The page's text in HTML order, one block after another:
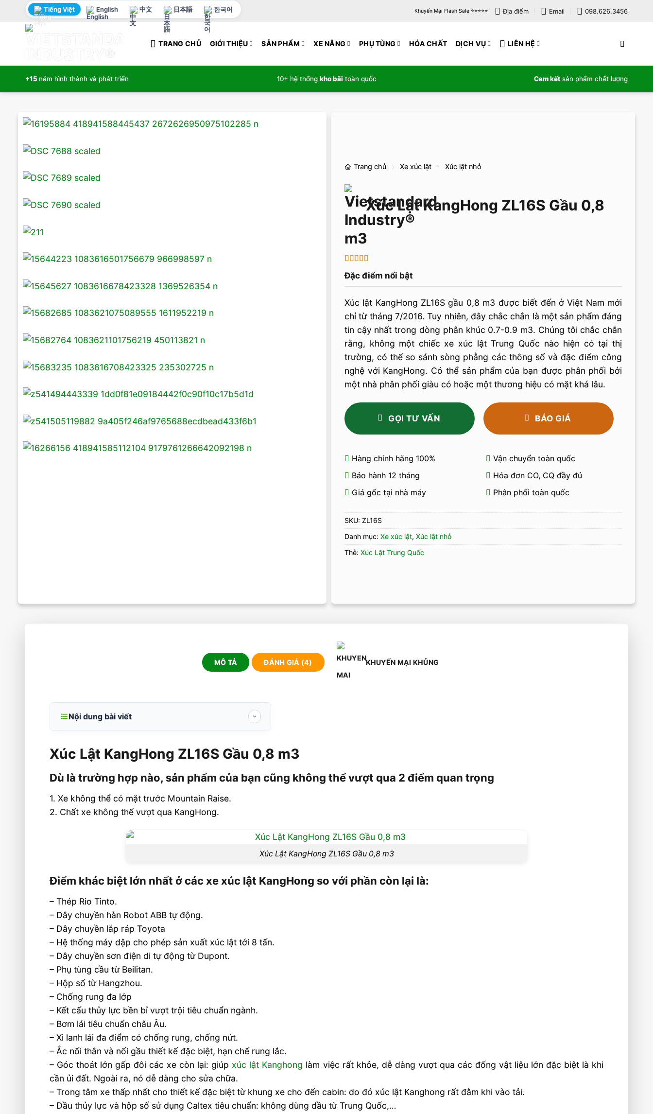
Tiếng Việt English 中文 日本語 한국어 Khuyến Mại Flash Sale ⭐️⭐️⭐️⭐️⭐️ Địa điểm Email 098.626.3456
TRANG CHỦ GIỚI THIỆU SẢN PHẨM XE NÂNG PHỤ TÙNG HÓA CHẤT DỊCH VỤ LIÊN HỆ
+15 năm hình thành và phát triển 10+ hệ thống kho bãi toàn quốc Cam kết sản phẩm chất lượng
Trang chủ Xe xúc lật Xúc lật nhỏ
Xúc Lật KangHong ZL16S Gầu 0,8
m3
trên 5 dựa
trênđánh
giá
Đặc điểm nổi bật
Xúc lật KangHong ZL16S gầu 0,8 m3 được biết đến ở Việt Nam mới
chỉ từ tháng 7/2016. Tuy nhiên, đây chắc chắn là một sản phẩm đáng
tin cậy nhất trong dòng phân khúc 0.7-0.9 m3. Chúng tôi chắc chắn
rằng, không một chiếc xe xúc lật Trung Quốc nào hiện có tại thị
trường, có thể so sánh sòng phẳng các thông số và đặc điểm công
nghệ với KangHong. Có thể sản phẩm của bạn được phân phối bởi
một nhà phân phối giàu có hoặc một thương hiệu có mặt khá lâu.
GỌI TƯ VẤN BÁO GIÁ
Hàng chính hãng 100%
Vận chuyển toàn quốc
Bảo hành 12 tháng
Hóa đơn CO, CQ đầy đủ
Giá gốc tại nhà máy
Phân phối toàn quốc
SKU: ZL16S
Danh mục: Xe xúc lật, Xúc lật nhỏ
Thẻ: Xúc Lật Trung Quốc
MÔ TẢ ĐÁNH GIÁ (4) KHUYẾN MẠI KHỦNG
Nội dung bài viết
Dù là trường hợp nào, sản phẩm của bạn cũng
Điểm khác biệt lớn nhất ở các xe xúc lật KangHong
so với phần còn lại là:
Thông số Xúc Lật KangHong ZL16S Gầu 0,8 m3
Video sản phẩm
Xúc Lật KangHong ZL16S Gầu 0,8 m3
Dù là trường hợp nào, sản phẩm của bạn cũng không thể vượt qua 2 điểm quan trọng
1. Xe không thể có mặt trước Mountain Raise.
2. Chất xe không thể vượt qua KangHong.
Xúc Lật KangHong ZL16S Gầu 0,8 m3
Điểm khác biệt lớn nhất ở các xe xúc lật KangHong so với phần còn lại là:
– Thép Rio Tinto.
– Dây chuyền hàn Robot ABB tự động.
– Dây chuyền lắp ráp Toyota
– Hệ thống máy dập cho phép sản xuất xúc lật tới 8 tấn.
– Dây chuyền sơn điện di tự động từ Dupont.
– Phụ tùng cầu từ Beilitan.
– Hộp số từ Hangzhou.
– Chống rung đa lớp
– Kết cấu thủy lực bền bỉ vượt trội tiêu chuẩn ngành.
– Bơm lái tiêu chuẩn châu Âu.
– Xi lanh lái đa điểm có chống rung, chống nứt.
– Ắc nối thân và nối gầu thiết kế đặc biệt, hạn chế rung lắc.
– Góc thoát lớn gấp đôi các xe còn lại: giúp xúc lật Kanghong làm việc rất khỏe, dễ dàng vượt qua các đống vật liệu lớn đặc biệt là khi
cần ủi đất. Ngoài ra, nó dễ dàng cho sửa chữa.
– Trong tâm xe thấp nhất cho thiết kế đặc biệt từ khung xe cho đến cabin: do đó xúc lật Kanghong rất đằm khi vào tải.
– Dầu thủy lực và hộp số sử dụng Caltex tiêu chuẩn: không dùng dầu từ Trung Quốc,…